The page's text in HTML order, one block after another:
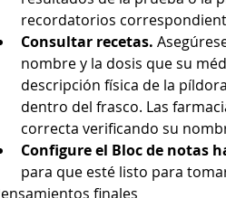
recordatorios
Consultar recetas.
nombre y la dosis que su
descripción física de la
dentro del frasco. Las
correcta verificando su
Configure el Bloc de notas
para que esté listo para
finales